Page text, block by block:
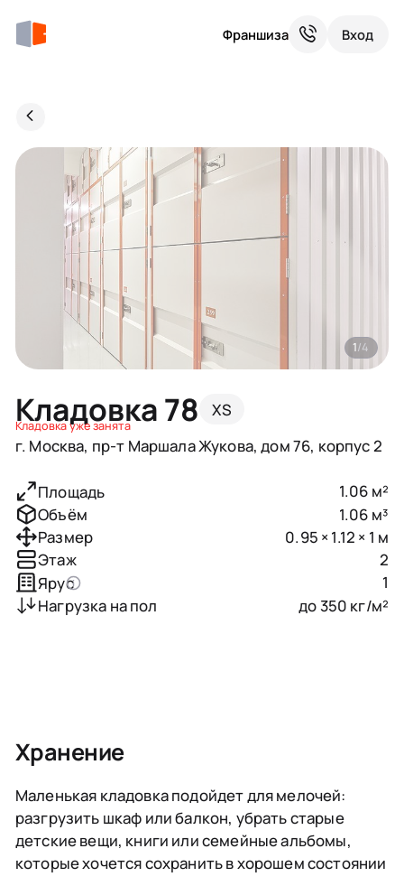
Франшиза Вход
Кладовка 78 XS
Кладовка уже занята
г. Москва, пр-т Маршала Жукова, дом 76, корпус 2
1/4
Площадь
1.06 м²
Объём
1.06 м³
Размер
0.95 × 1.12 × 1 м
Этаж
2
Ярус
1
Нагрузка на пол
до 350 кг/м²
Хранение
Маленькая кладовка подойдет для мелочей:
разгрузить шкаф или балкон, убрать старые
детские вещи, книги или семейные альбомы,
которые хочется сохранить в хорошем состоянии